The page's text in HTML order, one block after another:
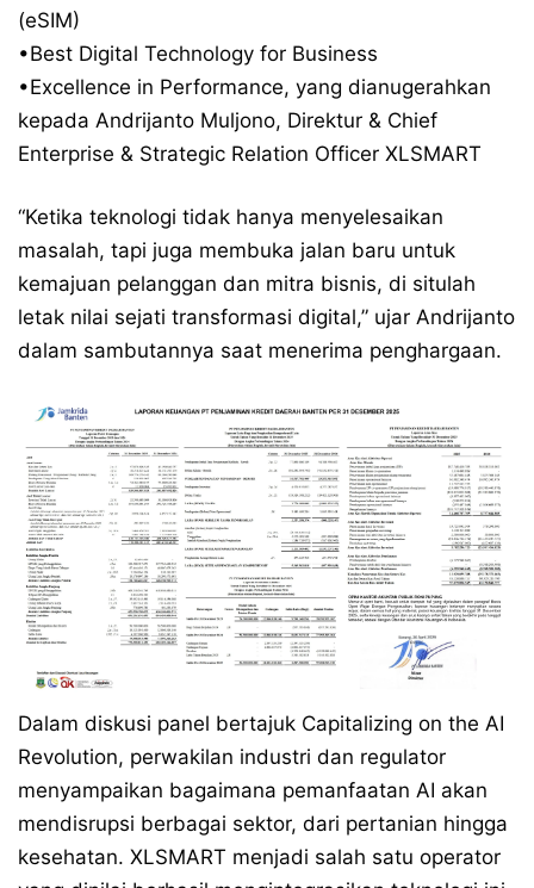
(eSIM)
•Best Digital Technology for Business
•Excellence in Performance, yang dianugerahkan
kepada Andrijanto Muljono, Direktur & Chief
Enterprise & Strategic Relation Officer XLSMART
“Ketika teknologi tidak hanya menyelesaikan
masalah, tapi juga membuka jalan baru untuk
kemajuan pelanggan dan mitra bisnis, di situlah
letak nilai sejati transformasi digital,” ujar Andrijanto
dalam sambutannya saat menerima penghargaan.
Dalam diskusi panel bertajuk Capitalizing on the AI
Revolution, perwakilan industri dan regulator
menyampaikan bagaimana pemanfaatan AI akan
mendisrupsi berbagai sektor, dari pertanian hingga
kesehatan. XLSMART menjadi salah satu operator